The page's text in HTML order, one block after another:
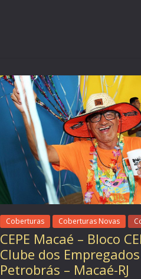
Coberturas Coberturas Novas
CEPE Macaé – Bloco
Clube dos
Petrobrás – Macaé-RJ